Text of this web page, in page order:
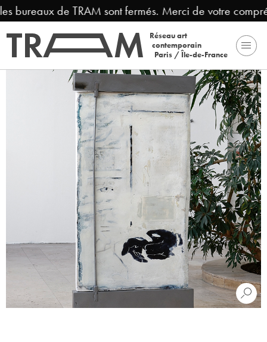
bureaux de TRAM sont fermés. Merci de votre
Réseau art
contemporain
Paris / Île-de-France